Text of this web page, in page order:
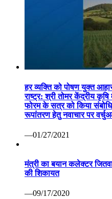
हर व्यक्ति को पोषण युक्त
राष्ट्र: श्री तोमर केंद्रीय कृषि
फोरम के सत्र को किया
रूपांतरण हेतु नवाचार पर
—01/27/2021
मंत्री का बयान कलेक्टर
की शिकायत
—09/17/2020